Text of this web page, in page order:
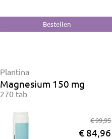
Plantina
Magnesium 150 mg
270 tab
€ 99,95
€ 84,96